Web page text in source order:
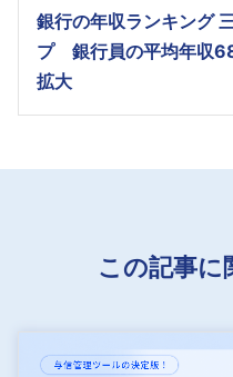
銀行の年収ランキング
プ 銀行員の平均年収
拡大
この記事に